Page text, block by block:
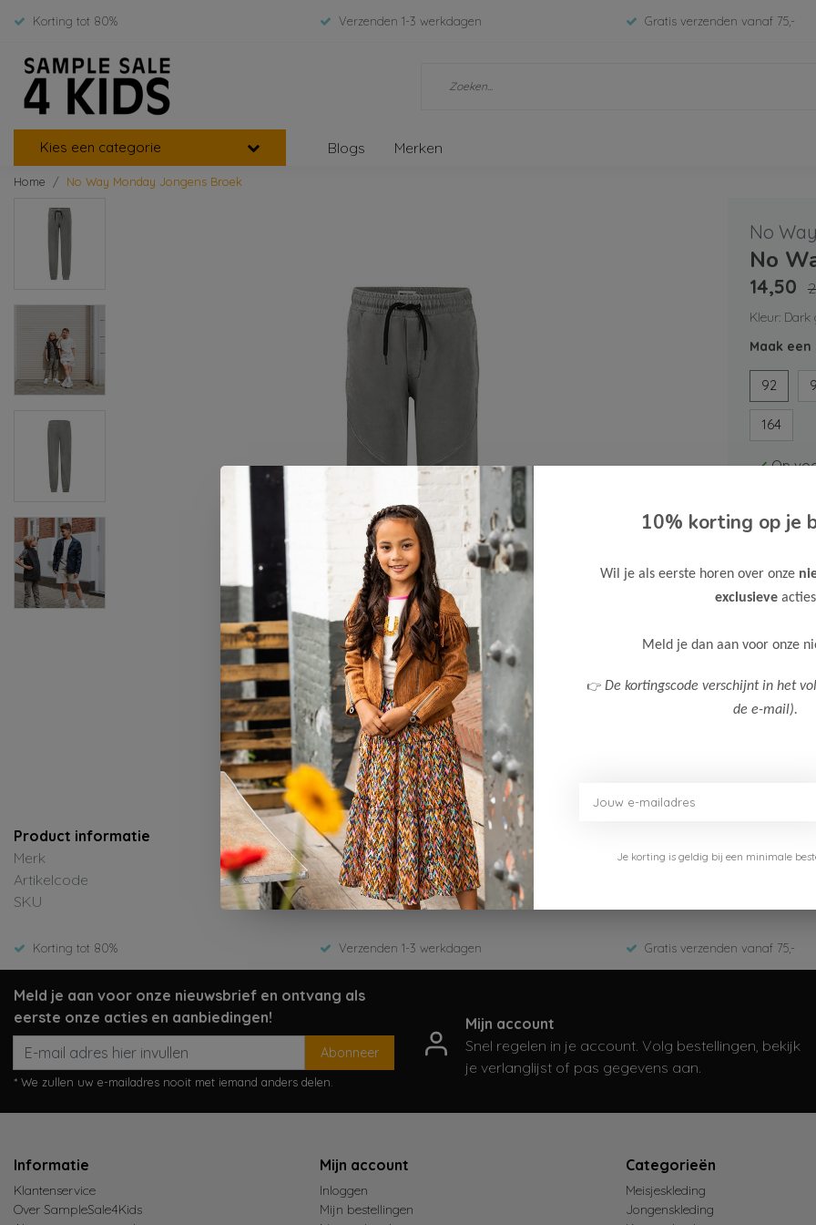
Korting tot 80% Verzenden 1-3 werkdagen Gratis verzenden vanaf 75,-
Kies een categorie Blogs Merken
Home No Way Monday Jongens Broek
No
No
14,50
Kleur:
Maak een
92
164
Op
Meer
Product informatie
Merk
No Way Monday
Artikelcode
N58216-1-D97-Dark grey
SKU
ED-Zomer 2026
Korting tot 80% Verzenden 1-3 werkdagen Gratis verzenden vanaf 75,-
Meld je aan voor onze nieuwsbrief en ontvang als
eerste onze acties en aanbiedingen!
Abonneer
* We zullen uw e-mailadres nooit met iemand anders delen.
Mijn account
Snel regelen in je account. Volg bestellingen, bekijk
je verlanglijst of pas gegevens aan.
Informatie
Klantenservice
Over SampleSale4Kids
Mijn account
Inloggen
Mijn bestellingen
Categorieën
Meisjeskleding
Jongenskleding
10% korting op je
Wil je als eerste horen over onze
exclusieve
Meld je dan aan voor onze
👉 De kortingscode verschijnt in het
de e-mail).
Je korting is geldig bij een minimale